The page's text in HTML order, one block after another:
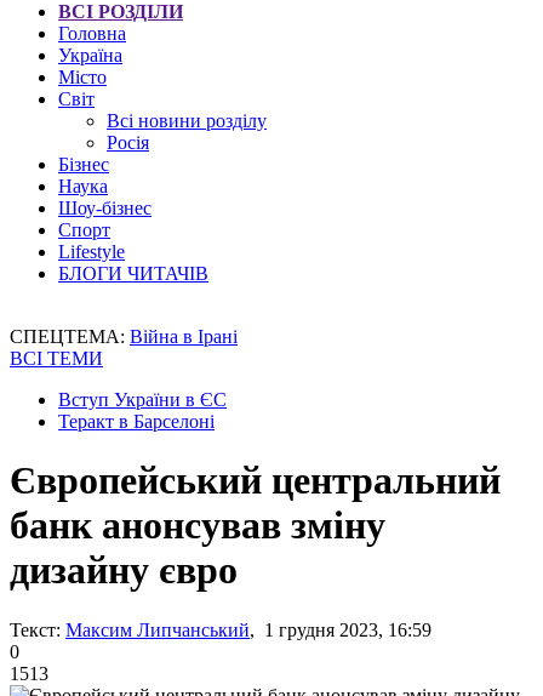
ВСІ РОЗДІЛИ
Головна
Україна
Місто
Світ
Всі новини розділу
Росія
Бізнес
Наука
Шоу-бізнес
Спорт
Lifestyle
БЛОГИ ЧИТАЧІВ
СПЕЦТЕМА: Війна в Ірані
ВСІ ТЕМИ
Вступ України в ЄС
Теракт в Барселоні
Європейський центральний
банк анонсував зміну
дизайну євро
Текст: Максим Липчанський, 1 грудня 2023, 16:59
0
1513